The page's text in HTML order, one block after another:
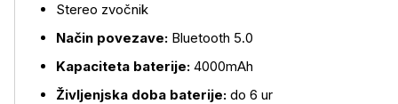
Stereo zvočnik
Način povezave: Bluetooth 5.0
Kapaciteta baterije: 4000mAh
Življenjska doba baterije: do 6 ur